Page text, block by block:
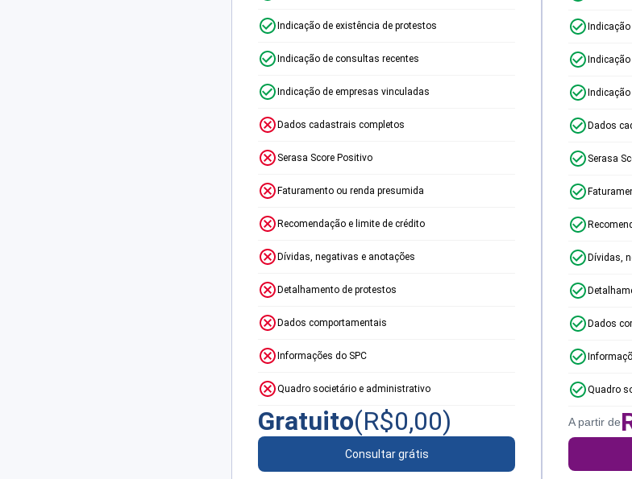
Indicação de existência de protestos
Indicação de consultas recentes
Indicação de empresas vinculadas
Dados cadastrais completos
Serasa Score Positivo
Faturamento ou renda presumida
Recomendação e limite de crédito
Dívidas, negativas e anotações
Detalhamento de protestos
Dados comportamentais
Informações do SPC
Quadro societário e administrativo
Gratuito(R$0,00)
Consultar grátis
Dados
Serasa
Dívidas,
Dados
Quadro
A partir de